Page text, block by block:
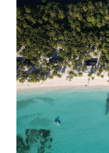
voos
entre
São
Paulo
e
República
Dominicana